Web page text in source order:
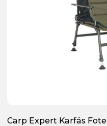
Carp Expert Karfás Fotel